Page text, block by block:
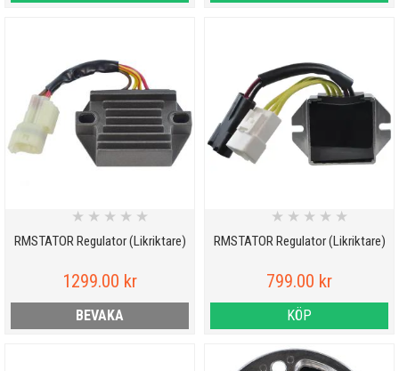
RMSTATOR Regulator (Likriktare)
★ ★ ★ ★ ★
1299.00 kr
BEVAKA
RMSTATOR Regulator (Likriktare)
★ ★ ★ ★ ★
799.00 kr
KÖP